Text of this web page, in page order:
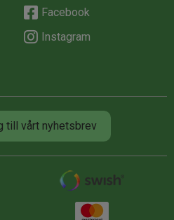
Facebook
Instagram
till vårt nyhetsbrev